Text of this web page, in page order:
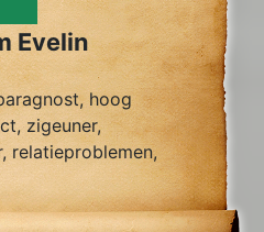
Evelin
hoog
zigeuner,
relatieproblemen,
chakra.